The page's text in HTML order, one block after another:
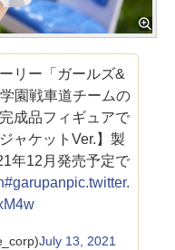
リー「ガールズ&
園戦車道チームの
成品フィギュアで
ャケットVer.】製
年12月発売予定で
#garupanpic.twitter.
July 13, 2021